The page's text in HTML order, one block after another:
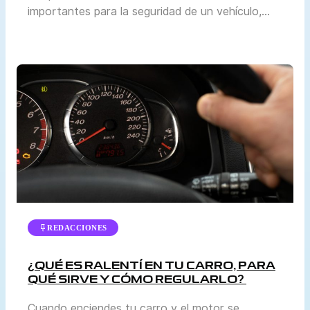
importantes para la seguridad de un vehículo,
o la revisión de llantas. Sin embargo, mantenerlo
en buen estado es vital para garantizar que el
sistema de frenos funcione correctamente. En
esta […]
REDACCIONES
¿QUÉ ES RALENTÍ EN TU CARRO, PARA
QUÉ SIRVE Y CÓMO REGULARLO?